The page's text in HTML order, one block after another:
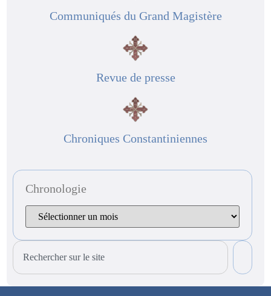
Communiqués du Grand Magistère
Revue de presse
Chroniques Constantiniennes
Chronologie